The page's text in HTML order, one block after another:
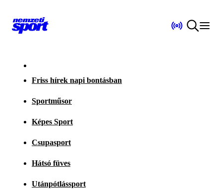
Friss hírek napi bontásban
Sportműsor
Képes Sport
Csupasport
Hátsó füves
Utánpótlássport